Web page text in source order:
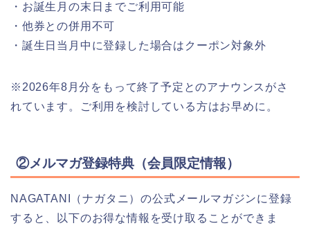
・お誕生月の末日までご利用可能
・他券との併用不可
・誕生日当月中に登録した場合はクーポン対象外
※2026年8月分をもって終了予定とのアナウンスがさ
れています。ご利用を検討している方はお早めに。
②メルマガ登録特典（会員限定情報）
NAGATANI（ナガタニ）の公式メールマガジンに登録
すると、以下のお得な情報を受け取ることができま